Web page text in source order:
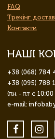
FAQ
Трекінг
Контакти
НАШІ
+38 (068) 784
+38 (095) 788
(пн - пт с
e-mail: